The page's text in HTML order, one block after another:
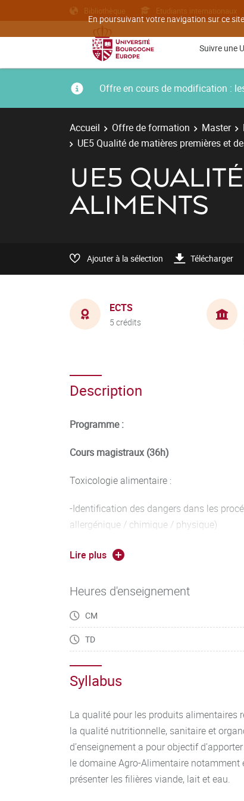
En poursuivant votre navigation sur ce
Bibliothèque Etudiants internationaux
Suivre une
Offre en cours de modification :
Accueil Offre de formation Master
UE5 Qualité de matières premières et
UE5
ALIMENTS
Ajouter à la sélection Télécharger
ECTS
5 crédits
Description
Programme :
Cours magistraux (36h)
Toxicologie alimentaire :
-Identification des dangers dans les
allergénique / chimique / physique)
-Évaluation des risques alimentaires et
-Evaluation des risques des emballages
Qualité nutritionnelle des aliments :
-Besoins – Pertes – Utilisation, Apports
-Apports Journaliers Recommandés
nutriscore – allégations Santé
-Epidémiologie nutritionnelle / PNNS /
pays industrialisés / prévention /
Lire plus
Heures d'enseignement
CM
TD
Syllabus
La qualité pour les produits alimentaires
la qualité nutritionnelle, sanitaire et
d’enseignement a pour objectif
le domaine Agro-Alimentaire
présenter les filières viande, lait et eau.